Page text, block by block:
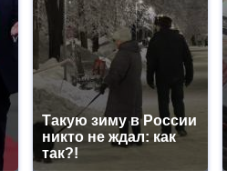
Такую зиму в России
никто не ждал: как
так?!